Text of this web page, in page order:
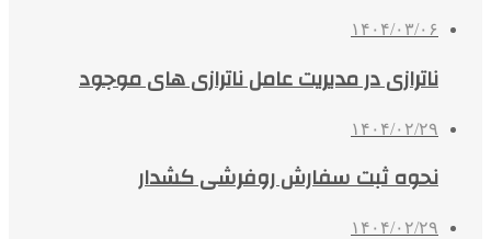
۱۴۰۴/۰۳/۰۶
ناترازی در مدیریت عامل ناترازی های موجود
۱۴۰۴/۰۲/۲۹
نحوه ثبت سفارش روفرشی کشدار
۱۴۰۴/۰۲/۲۹